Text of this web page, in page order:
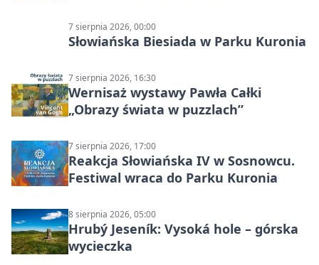
7 sierpnia 2026, 00:00
Słowiańska Biesiada w Parku Kuronia
7 sierpnia 2026, 16:30
Wernisaż wystawy Pawła Całki
„Obrazy świata w puzzlach”
7 sierpnia 2026, 17:00
Reakcja Słowiańska IV w Sosnowcu.
Festiwal wraca do Parku Kuronia
8 sierpnia 2026, 05:00
Hrubý Jeseník: Vysoká hole – górska
wycieczka